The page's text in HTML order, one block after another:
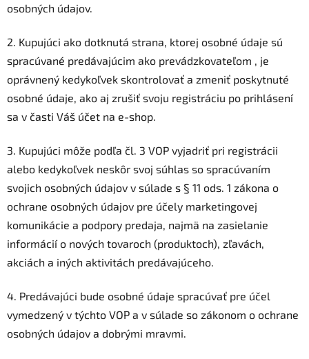
osobných údajov.
2. Kupujúci ako dotknutá strana, ktorej osobné údaje sú
spracúvané predávajúcim ako prevádzkovateľom , je
oprávnený kedykoľvek skontrolovať a zmeniť poskytnuté
osobné údaje, ako aj zrušiť svoju registráciu po prihlásení
sa v časti Váš účet na e-shop.
3. Kupujúci môže podľa čl. 3 VOP vyjadriť pri registrácii
alebo kedykoľvek neskôr svoj súhlas so spracúvaním
svojich osobných údajov v súlade s § 11 ods. 1 zákona o
ochrane osobných údajov pre účely marketingovej
komunikácie a podpory predaja, najmä na zasielanie
informácií o nových tovaroch (produktoch), zľavách,
akciách a iných aktivitách predávajúceho.
4. Predávajúci bude osobné údaje spracúvať pre účel
vymedzený v týchto VOP a v súlade so zákonom o ochrane
osobných údajov a dobrými mravmi.